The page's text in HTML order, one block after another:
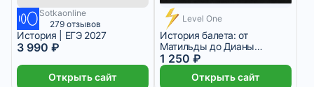
Sotkaonline
279 отзывов
История | ЕГЭ 2027
3 990 ₽
Открыть сайт
Level One
История балета: от
Матильды до Дианы
Вишневой
1 250 ₽
Открыть сайт